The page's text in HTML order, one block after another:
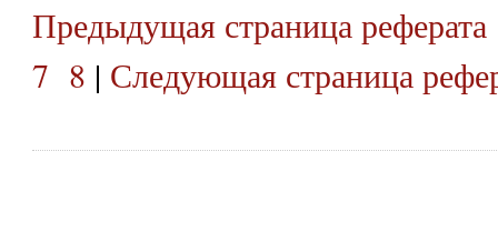
Предыдущая страница реферата
7 8 | Следующая страница